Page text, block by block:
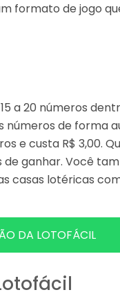
formato de jogo
a 20 números
números de forma
e custa R$ 3,00.
ganhar. Você
casas lotéricas
DA LOTOFÁCIL